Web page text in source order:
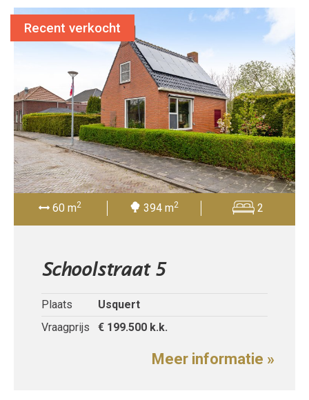
60 m2 394 m2 2
Schoolstraat 5
Plaats
Usquert
Vraagprijs
€ 199.500 k.k.
Meer informatie »
Recent verkocht